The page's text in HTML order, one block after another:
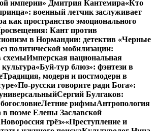
империи» Дмитрия Кантемира«Кто
военный летчик заслуживает
как пространство эмоционального
Кант против
в Нормандии: детектив «Черные
политической мобилизации:
схемыИмперская национальная
«Буй-тур блюз»: фэнтези в
Традиция, модерн и постмодерн в
«По-русски говорите ради Бога»:
Сергий Булгаков:
Летние рифмыАнтропология
в поэме Елены Заславской
грёз»«Преступление и